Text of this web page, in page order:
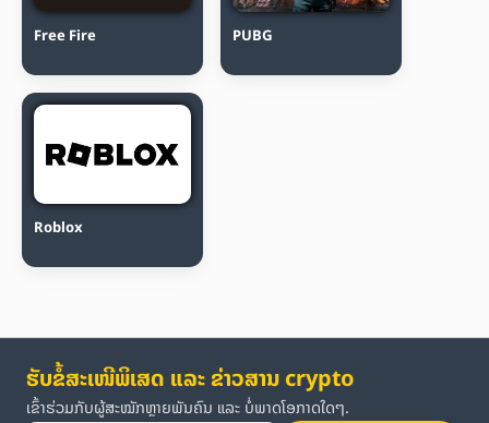
Free Fire PUBG
Roblox
ຮັບຂໍ້ສະເໜີພິເສດ ແລະ ຂ່າວສານ crypto
ເຂົ້າຮ່ວມກັບຜູ້ສະໝັກຫຼາຍພັນຄົນ ແລະ ບໍ່ພາດໂອກາດໃດໆ.